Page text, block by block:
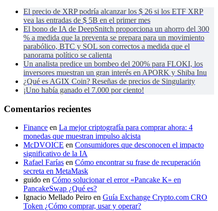
El precio de XRP podría alcanzar los $ 26 si los ETF XRP
vea las entradas de $ 5B en el primer mes
El bono de IA de DeepSnitch proporciona un ahorro del 300
% a medida que la preventa se prepara para un movimiento
parabólico, BTC y SOL son correctos a medida que el
panorama político se calienta
Un analista predice un bombeo del 200% para FLOKI, los
inversores muestran un gran interés en APORK y Shiba Inu
¿Qué es AGIX Coin? Reseñas de precios de Singularity
¡Uno había ganado el 7.000 por ciento!
Comentarios recientes
Finance en La mejor criptografía para comprar ahora: 4
monedas que muestran impulso alcista
McDVOICE en Consumidores que desconocen el impacto
significativo de la IA
Rafael Farías en Cómo encontrar su frase de recuperación
secreta en MetaMask
guido en Cómo solucionar el error «Pancake K» en
PancakeSwap ¿Qué es?
Ignacio Mellado Peiro en Guía Exchange Crypto.com CRO
Token ¿Cómo comprar, usar y operar?